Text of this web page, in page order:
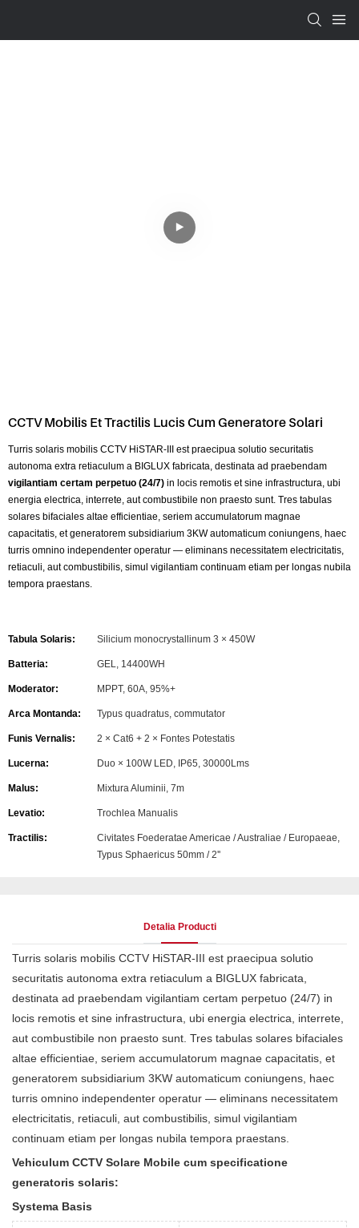
CCTV Mobilis Et Tractilis Lucis Cum Generatore Solari
Turris solaris mobilis CCTV HiSTAR-III est praecipua solutio securitatis
autonoma extra retiaculum a BIGLUX fabricata, destinata ad praebendam
vigilantiam certam perpetuo (24/7) in locis remotis et sine infrastructura, ubi
energia electrica, interrete, aut combustibile non praesto sunt. Tres tabulas
solares bifaciales altae efficientiae, seriem accumulatorum magnae
capacitatis, et generatorem subsidiarium 3KW automaticum coniungens, haec
turris omnino independenter operatur — eliminans necessitatem electricitatis,
retiaculi, aut combustibilis, simul vigilantiam continuam etiam per longas nubila
tempora praestans.
Tabula Solaris: Silicium monocrystallinum 3 × 450W
Batteria: GEL, 14400WH
Moderator: MPPT, 60A, 95%+
Arca Montanda: Typus quadratus, commutator
Funis Vernalis: 2 × Cat6 + 2 × Fontes Potestatis
Lucerna: Duo × 100W LED, IP65, 30000Lms
Malus: Mixtura Aluminii, 7m
Levatio: Trochlea Manualis
Tractilis:
Civitates Foederatae Americae / Australiae / Europaeae,
Typus Sphaericus 50mm / 2''
Detalia Producti
Turris solaris mobilis CCTV HiSTAR-III est praecipua solutio
securitatis autonoma extra retiaculum a BIGLUX fabricata,
destinata ad praebendam vigilantiam certam perpetuo (24/7) in
locis remotis et sine infrastructura, ubi energia electrica, interrete,
aut combustibile non praesto sunt. Tres tabulas solares bifaciales
altae efficientiae, seriem accumulatorum magnae capacitatis, et
generatorem subsidiarium 3KW automaticum coniungens, haec
turris omnino independenter operatur — eliminans necessitatem
electricitatis, retiaculi, aut combustibilis, simul vigilantiam
continuam etiam per longas nubila tempora praestans.
Vehiculum CCTV Solare Mobile cum specificatione
generatoris solaris:
Systema Basis